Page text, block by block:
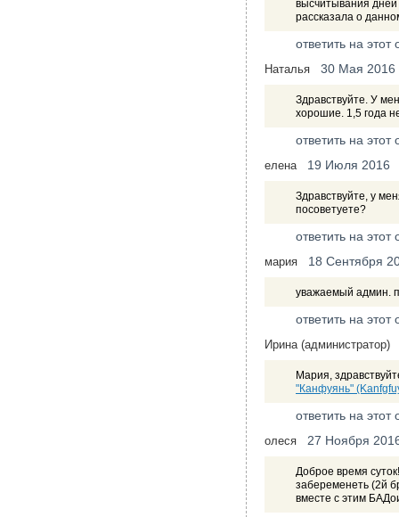
высчитывания
рассказала о
ответить на этот
Наталья 30 Мая 2016
Здравствуйте. У
хорошие. 1,5 года
ответить на этот
елена 19 Июля 2016
Здравствуйте, у
посоветуете?
ответить на этот
мария 18 Сентября
уважаемый админ.
ответить на этот
Ирина (администратор)
Мария,
"Канфуянь"
ответить на этот
олеся 27 Ноября
Доброе время
забеременеть (2й
вместе с этим